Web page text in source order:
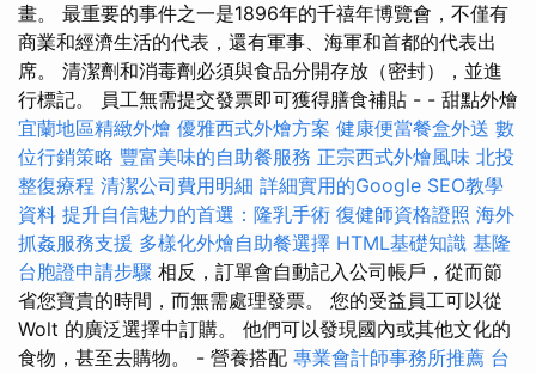
畫。 最重要的事件之一是1896年的千禧年博覽會，不僅有
商業和經濟生活的代表，還有軍事、海軍和首都的代表出
席。 清潔劑和消毒劑必須與食品分開存放（密封），並進
行標記。 員工無需提交發票即可獲得膳食補貼 - - 甜點外燴
宜蘭地區精緻外燴 優雅西式外燴方案 健康便當餐盒外送 數
位行銷策略 豐富美味的自助餐服務 正宗西式外燴風味 北投
整復療程 清潔公司費用明細 詳細實用的Google SEO教學
資料 提升自信魅力的首選：隆乳手術 復健師資格證照 海外
抓姦服務支援 多樣化外燴自助餐選擇 HTML基礎知識 基隆
台胞證申請步驟 相反，訂單會自動記入公司帳戶，從而節
省您寶貴的時間，而無需處理發票。 您的受益員工可以從
Wolt 的廣泛選擇中訂購。 他們可以發現國內或其他文化的
食物，甚至去購物。 - 營養搭配 專業會計師事務所推薦 台